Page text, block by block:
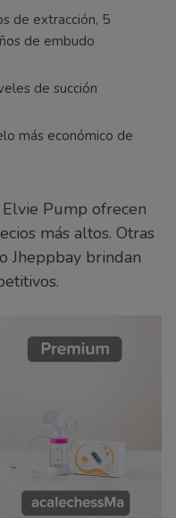
de extracción, 5
de embudo
de succión
más económico de
Pump ofrecen
más altos. Otras
Jheppbay brindan